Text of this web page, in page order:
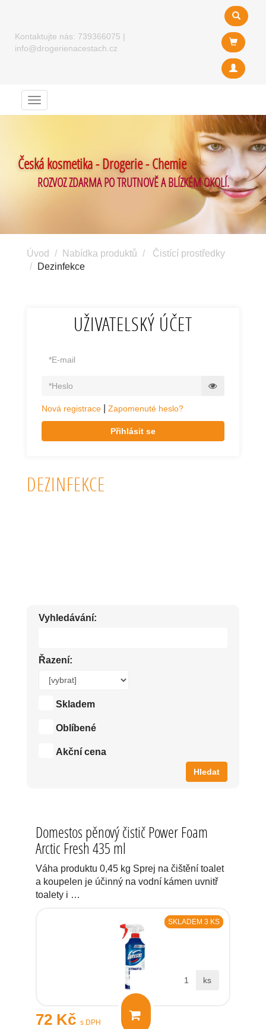
Kontaktujte nás: 739366075 |
info@drogerienacestach.cz
Menu
Česká kosmetika - Drogerie - Chemie
ROZVOZ ZDARMA PO TRUTNOVĚ A BLÍZKÉM OKOLÍ.
Úvod Nabídka produktů
Čistící prostředky
Dezinfekce
UŽIVATELSKÝ ÚČET
Nová registrace Zapomenuté heslo?
Přihlásit se
DEZINFEKCE
Vyhledávání:
Řazení:
Skladem
Oblíbené
Akční cena
Hledat
Domestos pěnový čistič Power Foam
Arctic Fresh 435 ml
Váha produktu 0,45 kg Sprej na čištění toalet
a koupelen je účinný na vodní kámen uvnitř
toalety i …
SKLADEM 3 KS
72 Kč s DPH
ks